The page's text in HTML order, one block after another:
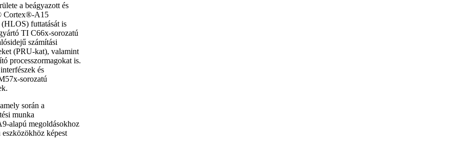
a beágyazott és
Cortex®-A15
(HLOS) futtatását is
TI C66x-sorozatú
számítási
(PRU-kat), valamint
processzormagokat is.
és
sorozatú
során a
munka
alapú megoldásokhoz
képest